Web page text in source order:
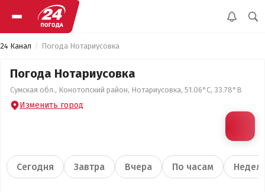
24 Канал Погода Нотариусовка
Погода Нотариусовка
Сумская обл., Конотопский район, Нотариусовка, 51.06°С, 33.78°В
Изменить город
Сегодня Завтра Вчера По часам